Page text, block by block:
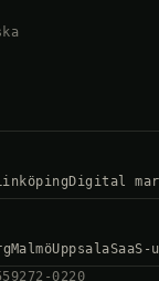
Digital
MalmöUppsala
0220